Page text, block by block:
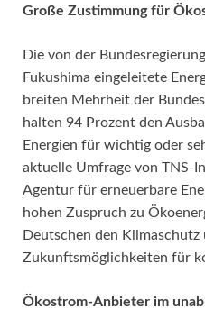
Große Zustimmung für
Die von der
Fukushima eingeleitete
breiten Mehrheit der
halten 94 Prozent den
Energien für wichtig oder
aktuelle Umfrage von TNS-
Agentur für erneuerbare
hohen Zuspruch zu
Deutschen den Klimaschutz
Zukunftsmöglichkeiten für
Ökostrom-Anbieter im